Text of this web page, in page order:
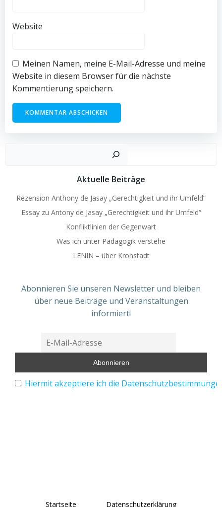
Website
Meinen Namen, meine E-Mail-Adresse und meine
Website in diesem Browser für die nächste
Kommentierung speichern.
Aktuelle Beiträge
Rezension Anthony de Jasay „Gerechtigkeit und ihr Umfeld“
Essay zu Antony de Jasay „Gerechtigkeit und ihr Umfeld“
Konfliktlinien der Gegenwart
Was ich unter Pädagogik verstehe
LENIN – über Kronstadt
Abonnieren Sie unseren Newsletter und bleiben
über neue Beiträge und Veranstaltungen
informiert!
Hiermit akzeptiere ich die
Startseite Datenschutzerklärung